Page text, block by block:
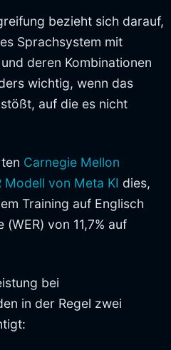
bezieht sich darauf,
Sprachsystem mit
deren Kombinationen
wichtig, wenn das
auf die es nicht
Carnegie Mellon
Modell von Meta KI dies,
Training auf Englisch
von 11,7% auf
bei
in der Regel zwei